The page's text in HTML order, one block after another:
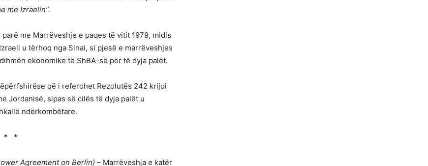
me Izraelin”.
me Marrëveshje e paqes të vitit 1979, midis
u tërhoq nga Sinai, si pjesë e marrëveshjes
ekonomike të ShBA-së për të dyja palët.
që i referohet Rezolutës 242 krijoi
Jordanisë, sipas së cilës të dyja palët u
ndërkombëtare.
* *
Agreement on Berlin) – Marrëveshja e katër